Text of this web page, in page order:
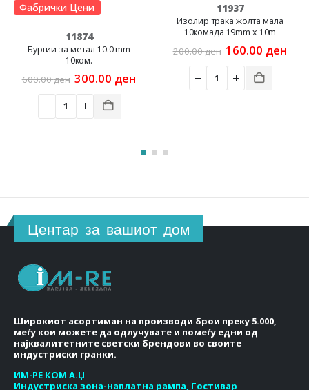
Фабрички Цени
11874
Бургии за метал 10.0 mm
10ком.
600.00ден Original
was:
600.00 ден.
300.00 ден
11937
Изолир трака жолта мала
10комада 19mm x 10m
200.00ден Original
was:
200.00 ден.
160.00 ден
Центар за вашиот дом
Широкиот асортиман на производи брои преку 5.000,
меѓу кои можете да одлучувате и помеѓу едни од
најквалитетните светски брендови во своите
индустриски гранки.
ИМ-РЕ КОМ А.Џ
Индустриска зона-наплатна рампа, Гостивар